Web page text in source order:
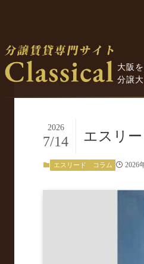
大阪
分譲
エスリ
2026
7/14
エスリード コラム 2026